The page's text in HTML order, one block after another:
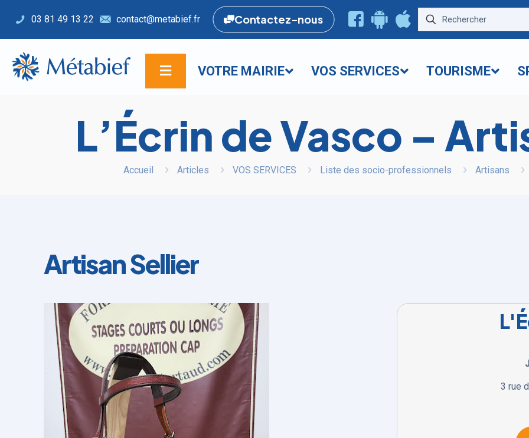
03 81 49 13 22 contact@metabief.fr Contactez-nous
VOTRE MAIRIE VOS SERVICES TOURISME
L’Écrin de Vasco –
Accueil Articles VOS SERVICES Liste des socio-professionnels Artisans
Artisan Sellier
3 rue